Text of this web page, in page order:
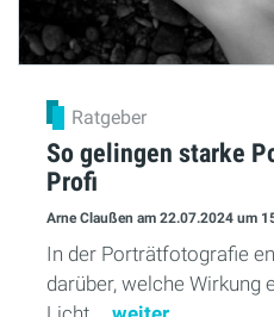
Ratgeber
So gelingen starke
Profi
Arne Claußen am 22.07.2024 um
In der Porträtfotografie
darüber, welche Wirkung